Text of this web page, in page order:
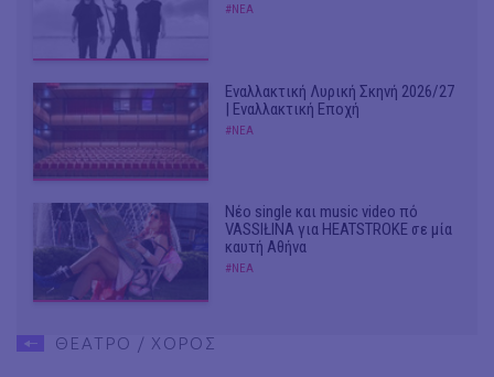
#ΝΕΑ
Εναλλακτική Λυρική Σκηνή 2026/27
| Εναλλακτική Εποχή
#ΝΕΑ
Νέο single και music video πό
VASSIŁINA για HEATSTROKE σε μία
καυτή Αθήνα
#ΝΕΑ
ΘΕΑΤΡΟ / ΧΟΡΟΣ